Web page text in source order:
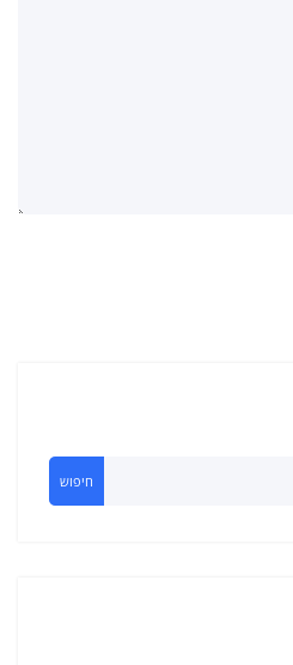
חיפוש